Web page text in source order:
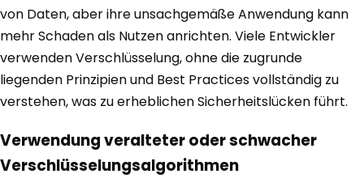
von Daten, aber ihre unsachgemäße Anwendung kann
mehr Schaden als Nutzen anrichten. Viele Entwickler
verwenden Verschlüsselung, ohne die zugrunde
liegenden Prinzipien und Best Practices vollständig zu
verstehen, was zu erheblichen Sicherheitslücken führt.
Verwendung veralteter oder schwacher
Verschlüsselungsalgorithmen